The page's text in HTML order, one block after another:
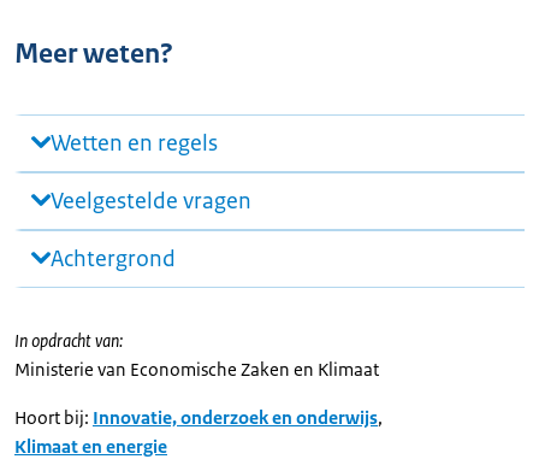
Meer weten?
Wetten en regels
Veelgestelde vragen
Achtergrond
In opdracht van:
Ministerie van Economische Zaken en Klimaat
Hoort bij: Innovatie, onderzoek en onderwijs,
Klimaat en energie